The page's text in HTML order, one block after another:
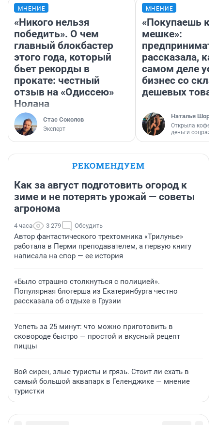
МНЕНИЕ
«Никого нельзя
победить». О чем
главный блокбастер
этого года, который
бьет рекорды в
прокате: честный
отзыв на «Одиссею»
Нолана
Стас Соколов
Эксперт
МНЕНИЕ
«Покупаешь
мешке»:
рассказала,
самом деле
бизнес со
дешевых
Наталья
Открыла
деньги
РЕКОМЕНДУЕМ
Как за август подготовить огород к
зиме и не потерять урожай — советы
агронома
4 часа 3 279 Обсудить
Автор фантастического трехтомника «Трилунье»
работала в Перми преподавателем, а первую книгу
написала на спор — ее история
«Было страшно столкнуться с полицией».
Популярная блогерша из Екатеринбурга честно
рассказала об отдыхе в Грузии
Успеть за 25 минут: что можно приготовить в
сковороде быстро — простой и вкусный рецепт
пиццы
Вой сирен, злые туристы и грязь. Стоит ли ехать в
самый большой аквапарк в Геленджике — мнение
туристки